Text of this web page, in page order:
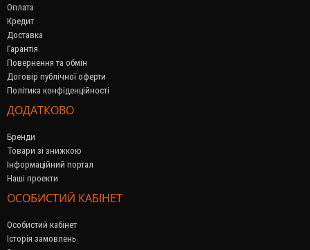
Оплата
Кредит
Доставка
Гарантія
Повернення та обмін
Договір публічної оферти
Політика конфіденційності
ДОДАТКОВО
Бренди
Товари зі знижкою
Інформаційний портал
Наші проекти
ОСОБИСТИЙ КАБІНЕТ
Особистий кабінет
Історія замовлень